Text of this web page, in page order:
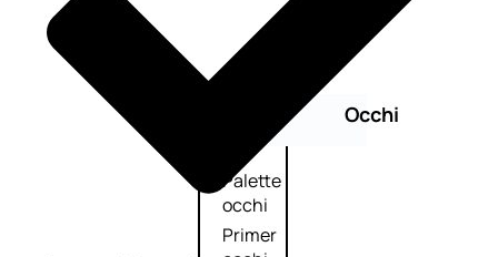
Occhi
Palette
occhi
Primer